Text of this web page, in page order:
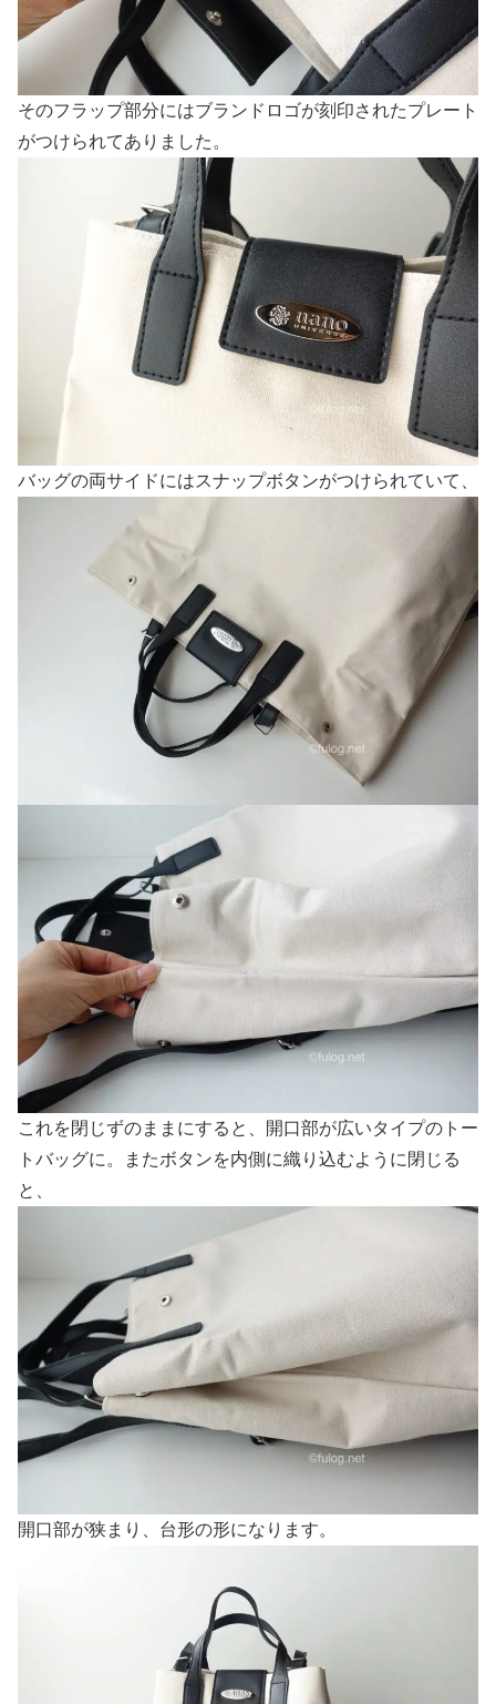
そのフラップ部分にはブランドロゴが刻印されたプレート
がつけられてありました。
バッグの両サイドにはスナップボタンがつけられていて、
これを閉じずのままにすると、開口部が広いタイプのトー
トバッグに。
またボタンを内側に織り込むように閉じる
と、
開口部が狭まり、台形の形になります。